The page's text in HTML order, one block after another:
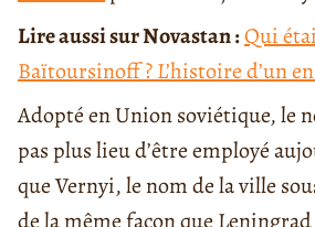
Lire aussi sur Novastan :Qui
Baïtoursinoff ? L’histoire d’un
Adopté en Union soviétique, le
pas plus lieu d’être employé
que Vernyi, le nom de la ville